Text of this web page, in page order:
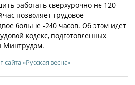
работать сверхурочно не 120
позволяет трудовое
больше -240 часов. Об этом идет
кодекс, подготовленных
Минтрудом.
сайта «Русская весна»